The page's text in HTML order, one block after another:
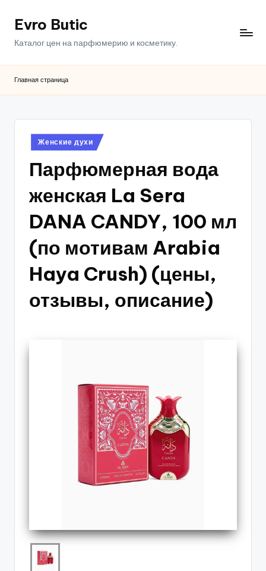
ПерейтиEvro Butic
Каталог цен на парфюмерию и косметику.
Главная страница
Опубликовано
в
Женские духи
Парфюмерная вода
женская La Sera
DANA CANDY, 100 мл
(по мотивам Arabia
Haya Crush) (цены,
отзывы, описание)